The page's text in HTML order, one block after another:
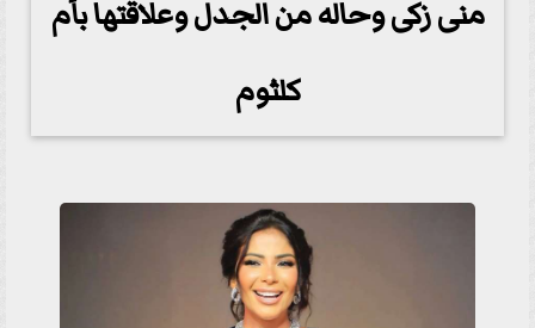
منى زكى وحاله من الجدل وعلاقتها بأم
كلثوم